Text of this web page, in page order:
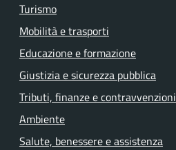
Turismo
Mobilità e trasporti
Educazione e formazione
Giustizia e sicurezza pubblica
Tributi, finanze e contravvenzioni
Ambiente
Salute, benessere e assistenza